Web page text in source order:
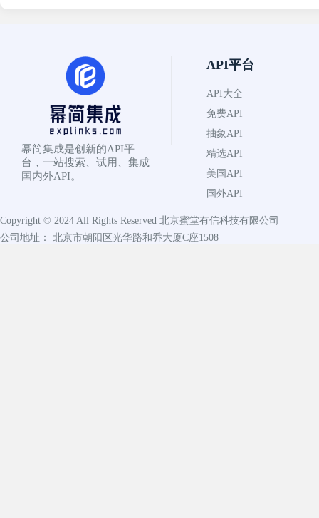
幂简集成是创新的API平
台，一站搜索、试用、集成
国内外API。
API平台
API大全
免费API
抽象API
精选API
美国API
国外API
Copyright © 2024 All Rights Reserved 北京蜜堂有信科技有限公司
公司地址： 北京市朝阳区光华路和乔大厦C座1508